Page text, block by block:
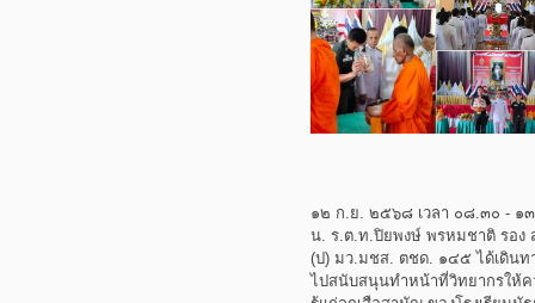
๑๒ ก.ย. ๒๕๖๘ เวลา ๐๘.๓๐ - ๑
น. ร.ต.ท.ปิยพงษ์ พรหมชาติ รอง
(ป) มว.มชส. ตชด. ๑๔๕ ได้เดินท
ไปสนับสนุนทำหน้าที่วิทยากรให้ค